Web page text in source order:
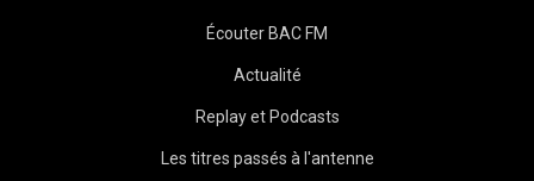
Écouter BAC FM
Actualité
Replay et Podcasts
Les titres passés à l'antenne